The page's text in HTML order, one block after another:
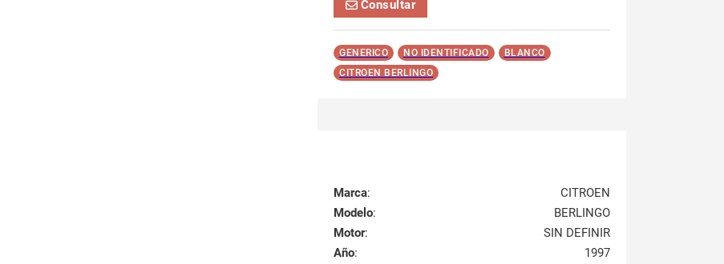
Consultar
GENERICO NO IDENTIFICADO
BLANCO
CITROEN BERLINGO
Marca:
CITROEN
Modelo:
BERLINGO
Motor:
SIN DEFINIR
Año: 1997